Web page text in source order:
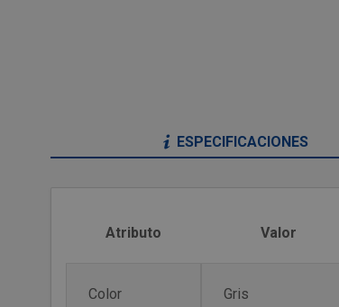
ESPECIFICACIONES
Atributo Valor
Color Gris